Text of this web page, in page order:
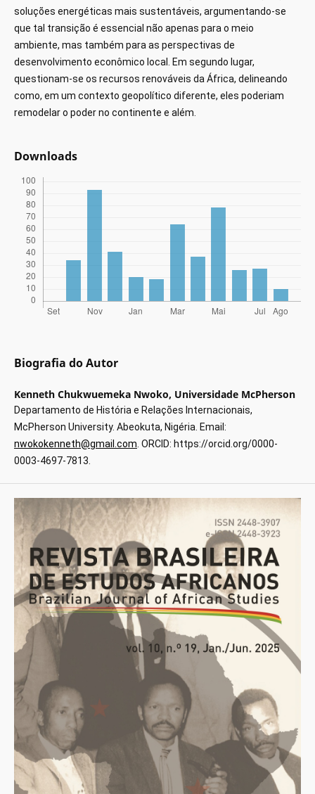
soluções energéticas mais sustentáveis, argumentando-se
que tal transição é essencial não apenas para o meio
ambiente, mas também para as perspectivas de
desenvolvimento econômico local. Em segundo lugar,
questionam-se os recursos renováveis ​​da África, delineando
como, em um contexto geopolítico diferente, eles poderiam
remodelar o poder no continente e além.
Downloads
Biografia do Autor
Kenneth Chukwuemeka Nwoko, Universidade McPherson
Departamento de História e Relações Internacionais,
McPherson University. Abeokuta, Nigéria. Email:
nwokokenneth@gmail.com. ORCID: https://orcid.org/0000-
0003-4697-7813.